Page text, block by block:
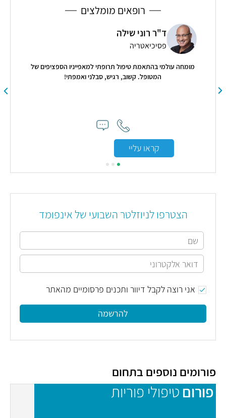
רופאים מומלצים
ד"ר רוני שילה
פסיכיאטריה
מומחה עולמי בהתאמת טיפול תרופתי למאפייניו הספציפים של
המטופל. קשוב, רגיש, סבלני ואמפתי!
קראו עליי
הצטרפו לניוזלטר השבועי של אינפומד
אני רוצה לקבל דיוור ותכנים פרסומיים מהאתר
להרשמה
פורומים נוספים בתחום
פורום טיפולי פוריות